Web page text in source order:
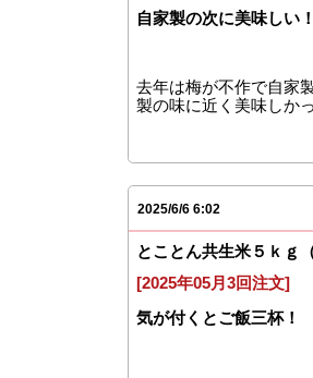
自家製の次に美味しい！
去年は梅が不作で自家
製の味に近く美味しか
2025/6/6 6:02
とことん共生米５ｋｇ
[2025年05月3回注文]
気が付くとご飯三杯！